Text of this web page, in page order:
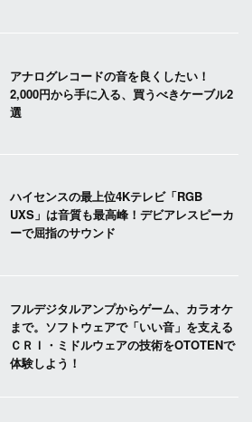
アナログレコードの音を良くしたい！
2,000円から手に入る、買うべきケーブル2
選
ハイセンスの最上位4Kテレビ「RGB
UXS」は音質も最高峰！デビアレスピーカ
ーで屈指のサウンド
フルデジタルアンプからゲーム、カラオケ
まで。ソフトウェアで「いい音」を支える
ＣＲＩ・ミドルウェアの技術をOTOTENで
体験しよう！